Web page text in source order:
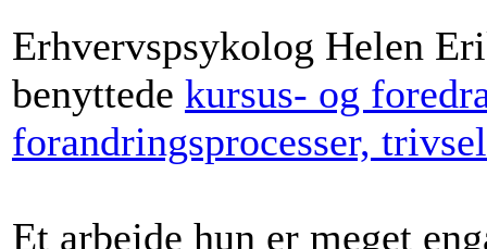
Erhvervspsykolog Helen
benyttede kursus- og
forandringsprocesser,
Et arbejde hun er meget